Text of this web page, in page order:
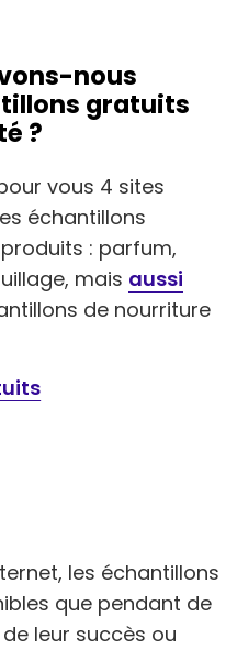
nous
gratuits
?
vous 4 sites
échantillons
: parfum,
mais aussi
de nourriture
les échantillons
que pendant de
leur succès ou